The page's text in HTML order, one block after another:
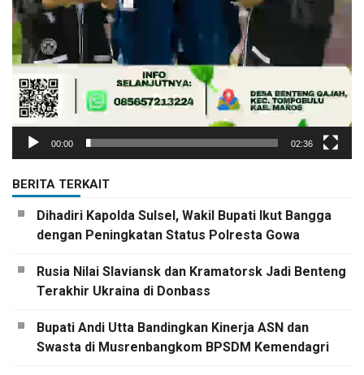
00:00 02:36
BERITA TERKAIT
Dihadiri Kapolda Sulsel, Wakil Bupati Ikut Bangga
dengan Peningkatan Status Polresta Gowa
Rusia Nilai Slaviansk dan Kramatorsk Jadi Benteng
Terakhir Ukraina di Donbass
Bupati Andi Utta Bandingkan Kinerja ASN dan
Swasta di Musrenbangkom BPSDM Kemendagri